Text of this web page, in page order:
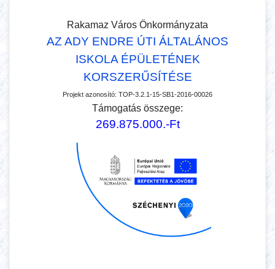
Rakamaz Város Önkormányzata
AZ ADY ENDRE ÚTI ÁLTALÁNOS
ISKOLA ÉPÜLETÉNEK
KORSZERŰSÍTÉSE
Projekt azonosító: TOP-3.2.1-15-SB1-2016-00026
Támogatás összege:
269.875.000.-Ft